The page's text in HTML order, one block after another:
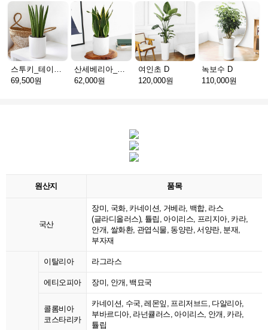
스투키_테이블용 D
69,500원
산세베리아_테이블용 H
62,000원
여인초 D
120,000원
녹보수 D
110,000원
원산지 품목
국산
장미, 국화, 카네이션, 거베라, 백합, 라스
(글라디올러스), 튤립, 아이리스, 프리지아, 카라,
안개, 쌀화환, 관엽식물, 동양란, 서양란, 분재,
부자재
이탈리아 라그라스
에티오피아 장미, 안개, 백묘국
콜롬비아
코스타리카
카네이션, 수국, 레몬잎, 프리저브드, 다알리아,
부바르디아, 라넌큘러스, 아이리스, 안개, 카라,
튤립